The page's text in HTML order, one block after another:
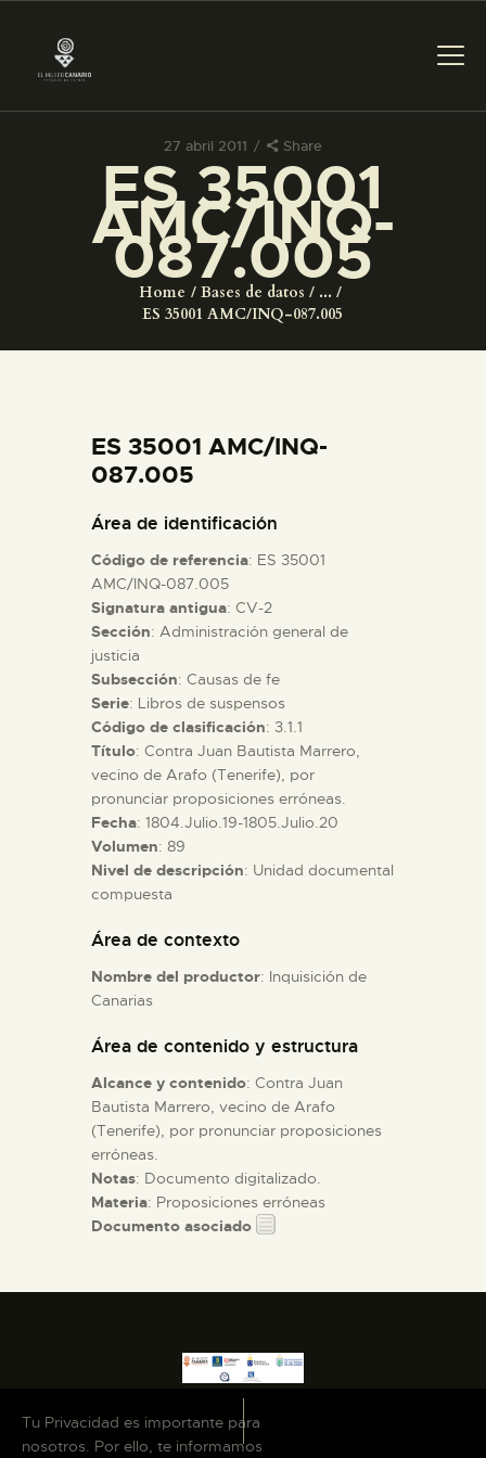
27 abril 2011 Share
ES 35001
AMC/INQ-
087.005
Home Bases de datos
...
ES 35001 AMC/INQ-087.005
PREPARAR LA VISITA
ACTIVIDADES
COLECCIONES
ESPAÑOL
PREPARAR LA VISITA
ACTIVIDADES
█
EL MUSEO
COLECCIONES
ES 35001 AMC/INQ-
087.005
Área de identificación
Código de referencia: ES 35001
AMC/INQ-087.005
Signatura antigua: CV-2
Sección: Administración general de
justicia
Subsección: Causas de fe
Serie: Libros de suspensos
Código de clasificación: 3.1.1
Título: Contra Juan Bautista Marrero,
vecino de Arafo (Tenerife), por
pronunciar proposiciones erróneas.
Fecha: 1804.Julio.19-1805.Julio.20
Volumen: 89
Nivel de descripción: Unidad documental
compuesta
Área de contexto
Nombre del productor: Inquisición de
Canarias
Área de contenido y estructura
Alcance y contenido: Contra Juan
Bautista Marrero, vecino de Arafo
(Tenerife), por pronunciar proposiciones
erróneas.
Notas: Documento digitalizado.
Materia: Proposiciones erróneas
Documento asociado
Tu Privacidad es importante para
nosotros. Por ello, te informamos